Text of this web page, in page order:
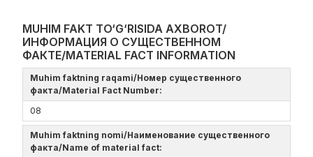
MUHIM FAKT TO‘G‘RISIDA AXBOROT/
ИНФОРМАЦИЯ О СУЩЕСТВЕННОМ
ФАКТЕ/MATERIAL FACT INFORMATION
Muhim faktning raqami/Номер существенного
факта/Material Fact Number:
08
Muhim faktning nomi/Наименование существенного
факта/Name of material fact: